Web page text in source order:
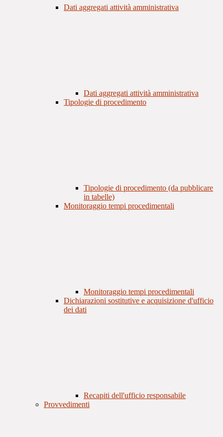
Dati aggregati attività amministrativa
Dati aggregati attività amministrativa
Tipologie di procedimento
Tipologie di procedimento (da pubblicare
in tabelle)
Monitoraggio tempi procedimentali
Monitoraggio tempi procedimentali
Dichiarazioni sostitutive e acquisizione d'ufficio
dei dati
Recapiti dell'ufficio responsabile
Provvedimenti